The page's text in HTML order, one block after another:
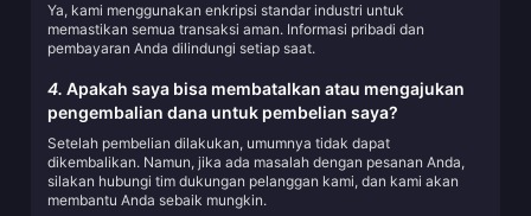
Ya, kami menggunakan enkripsi standar industri untuk
memastikan semua transaksi aman. Informasi pribadi dan
pembayaran Anda dilindungi setiap saat.
4. Apakah saya bisa membatalkan atau mengajukan
pengembalian dana untuk pembelian saya?
Setelah pembelian dilakukan, umumnya tidak dapat
dikembalikan. Namun, jika ada masalah dengan pesanan Anda,
silakan hubungi tim dukungan pelanggan kami, dan kami akan
membantu Anda sebaik mungkin.